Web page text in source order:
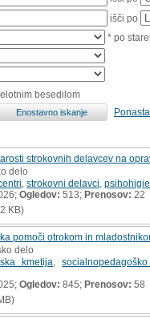
išči po
* po
besedilom
strokovnih delavcev na
delo
strokovni delavci
Ogledov: 513; Prenosov: 22
KB)
pomoči otrokom in
delo
kmetija ,
Ogledov: 845; Prenosov: 58